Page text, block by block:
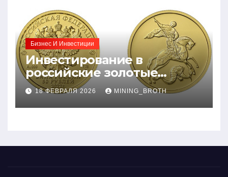
Бизнес И Инвестиции
Инвестирование в
российские золотые
монеты: подробное
руководство
18 ФЕВРАЛЯ 2026 MINING_BROTH